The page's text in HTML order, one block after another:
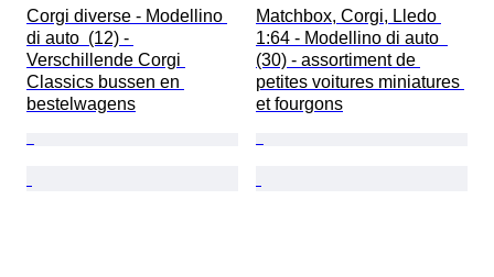
Corgi diverse - Modellino
di auto  (12) -
Verschillende Corgi
Classics bussen en
bestelwagens
Matchbox, Corgi, Lledo
1:64 - Modellino di auto
(30) - assortiment de
petites voitures miniatures
et fourgons